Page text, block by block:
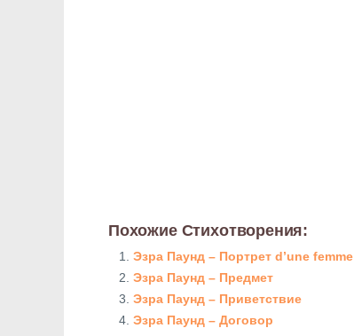
Похожие Стихотворения:
Эзра Паунд – Портрет d’une femme
Эзра Паунд – Предмет
Эзра Паунд – Приветствие
Эзра Паунд – Договор